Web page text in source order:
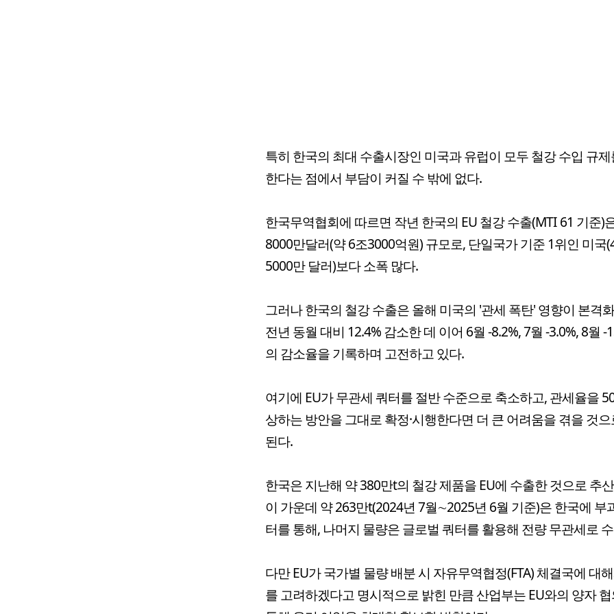
특히 한국의 최대 수출시장인 미국과 유럽이 모두 철강 수입 규
한다는 점에서 부담이 커질 수 밖에 없다.
한국무역협회에 따르면 작년 한국의 EU 철강 수출(MTI 61 기준)
8000만달러(약 6조3000억원) 규모로, 단일국가 기준 1위인 미국
5000만 달러)보다 소폭 많다.
그러나 한국의 철강 수출은 올해 미국의 '관세 폭탄' 영향이 본격
전년 동월 대비 12.4% 감소한 데 이어 6월 -8.2%, 7월 -3.0%, 8월 -
의 감소율을 기록하며 고전하고 있다.
여기에 EU가 무관세 쿼터를 절반 수준으로 축소하고, 관세율을
상하는 방안을 그대로 확정·시행한다면 더 큰 어려움을 겪을 것으
된다.
한국은 지난해 약 380만t의 철강 제품을 EU에 수출한 것으로 추
이 가운데 약 263만t(2024년 7월∼2025년 6월 기준)은 한국에 부
터를 통해, 나머지 물량은 글로벌 쿼터를 활용해 전량 무관세로
다만 EU가 국가별 물량 배분 시 자유무역협정(FTA) 체결국에 대
를 고려하겠다고 명시적으로 밝힌 만큼 산업부는 EU와의 양자